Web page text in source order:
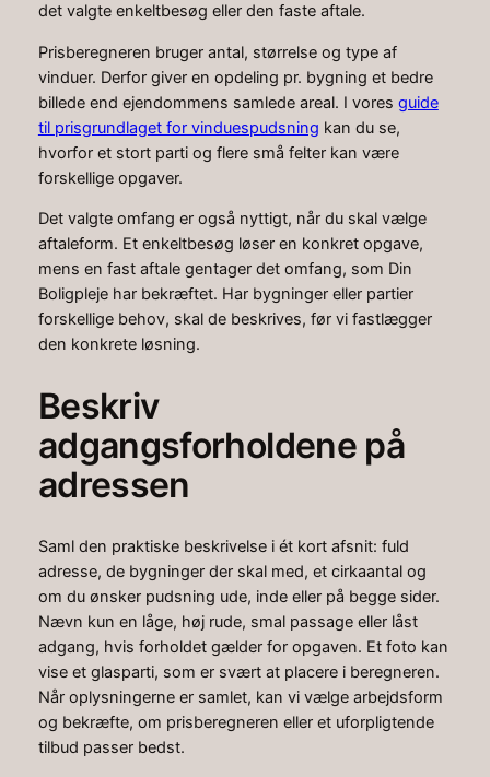
det valgte enkeltbesøg eller den faste aftale.
Prisberegneren bruger antal, størrelse og type af
vinduer. Derfor giver en opdeling pr. bygning et bedre
billede end ejendommens samlede areal. I vores guide
til prisgrundlaget for vinduespudsning kan du se,
hvorfor et stort parti og flere små felter kan være
forskellige opgaver.
Det valgte omfang er også nyttigt, når du skal vælge
aftaleform. Et enkeltbesøg løser en konkret opgave,
mens en fast aftale gentager det omfang, som Din
Boligpleje har bekræftet. Har bygninger eller partier
forskellige behov, skal de beskrives, før vi fastlægger
den konkrete løsning.
Beskriv
adgangsforholdene på
adressen
Saml den praktiske beskrivelse i ét kort afsnit: fuld
adresse, de bygninger der skal med, et cirkaantal og
om du ønsker pudsning ude, inde eller på begge sider.
Nævn kun en låge, høj rude, smal passage eller låst
adgang, hvis forholdet gælder for opgaven. Et foto kan
vise et glasparti, som er svært at placere i beregneren.
Når oplysningerne er samlet, kan vi vælge arbejdsform
og bekræfte, om prisberegneren eller et uforpligtende
tilbud passer bedst.